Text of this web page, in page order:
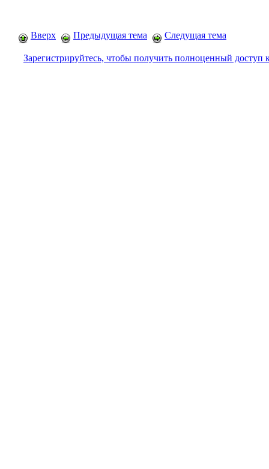
Вверх Предыдущая тема Следущая тема
Зарегистрируйтесь, чтобы получить полноценный доступ